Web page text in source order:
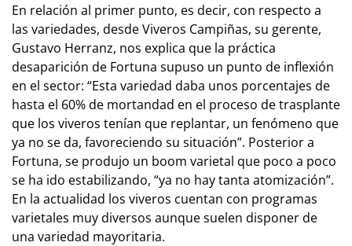
En relación al primer punto, es decir, con respecto a
las variedades, desde Viveros Campiñas, su gerente,
Gustavo Herranz, nos explica que la práctica
desaparición de Fortuna supuso un punto de inflexión
en el sector: “Esta variedad daba unos porcentajes de
hasta el 60% de mortandad en el proceso de trasplante
que los viveros tenían que replantar, un fenómeno que
ya no se da, favoreciendo su situación”. Posterior a
Fortuna, se produjo un boom varietal que poco a poco
se ha ido estabilizando, “ya no hay tanta atomización”.
En la actualidad los viveros cuentan con programas
varietales muy diversos aunque suelen disponer de
una variedad mayoritaria.